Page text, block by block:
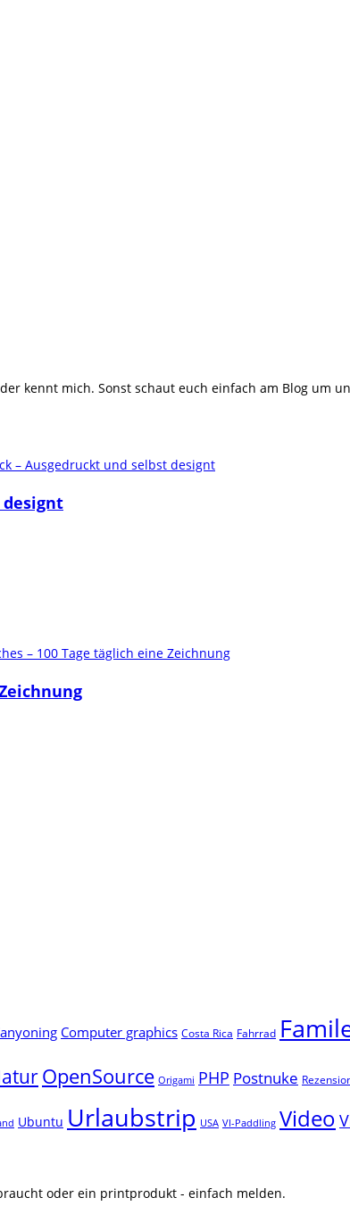
kennt mich. Sonst schaut euch einfach am Blog um
designt
Computer graphics Costa Rica Fahrrad
OpenSource Origami PHP Postnuke
Ubuntu Urlaubstrip USA VI-Paddling Video
oder ein printprodukt - einfach melden.